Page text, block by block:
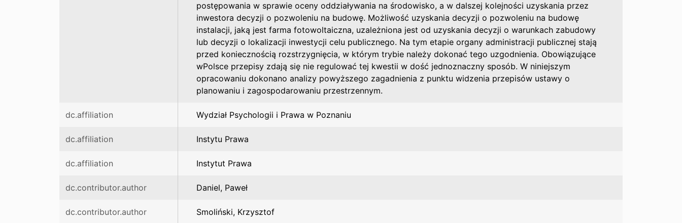
postępowania w sprawie oceny oddziaływania na środowisko, a w dalszej kolejności uzyskania przez
inwestora decyzji o pozwoleniu na budowę. Możliwość uzyskania decyzji o pozwoleniu na budowę
instalacji, jaką jest farma fotowoltaiczna, uzależniona jest od uzyskania decyzji o warunkach zabudowy
lub decyzji o lokalizacji inwestycji celu publicznego. Na tym etapie organy administracji publicznej stają
przed koniecznością rozstrzygnięcia, w którym trybie należy dokonać tego uzgodnienia. Obowiązujące
wPolsce przepisy zdają się nie regulować tej kwestii w dość jednoznaczny sposób. W niniejszym
opracowaniu dokonano analizy powyższego zagadnienia z punktu widzenia przepisów ustawy o
planowaniu i zagospodarowaniu przestrzennym.
dc.affiliation Wydział Psychologii i Prawa w Poznaniu
dc.affiliation Instytu Prawa
dc.affiliation Instytut Prawa
dc.contributor.author Daniel, Paweł
dc.contributor.author Smoliński, Krzysztof